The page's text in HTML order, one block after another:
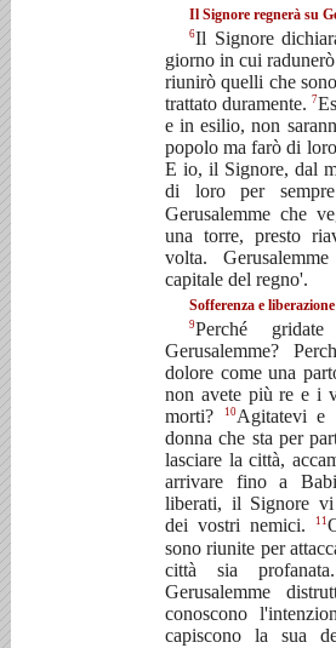
Il Signore regnerà su
6Il Signore
giorno in cui
riunirò quelli che
trattato duramente. 7
e in esilio, non
popolo ma farò di
E io, il Signore, dal
di loro per
Gerusalemme che
una torre, presto
volta.
capitale del regno'.
Sofferenza e
9Perché
Gerusalemme?
dolore come una
non avete più re e i
morti?
10Agitatevi e
donna che sta per
lasciare la città,
arrivare fino a
liberati, il Signore vi
dei vostri nemici.
11
sono riunite per
città sia
Gerusalemme
conoscono
capiscono la sua